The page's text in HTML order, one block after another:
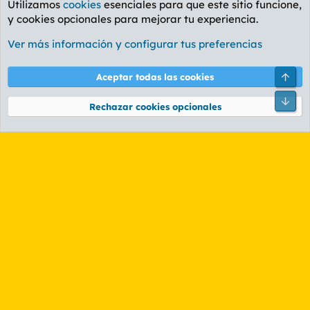
Foro Informática y Videojuegos
Cookies
PL OLDSTYLE AMARILLO
Términos y reglas Política de privacidad Ayuda
Community platform by XenForo® © 2010-2026 XenForo Ltd.
Utilizamos cookies esenciales para que este sitio funcione,
y cookies opcionales para mejorar tu experiencia.
Ver más información y configurar tus preferencias
Aceptar todas las cookies
Rechazar cookies opcionales
Pie